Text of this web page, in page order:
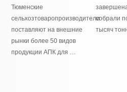
Тюменские
сельхозтоваропроизводители
поставляют на внешние
рынки более 50 видов
продукции АПК для …
собрали
тысяч